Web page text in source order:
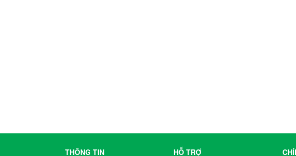
THÔNG TIN
HỖ TRỢ